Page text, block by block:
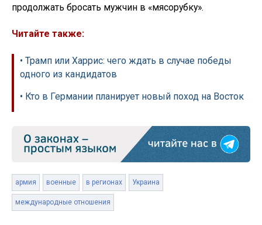
продолжать бросать мужчин в «мясорубку».
Читайте также:
• Трамп или Харрис: чего ждать в случае победы
одного из кандидатов
• Кто в Германии планирует новый поход на Восток
армия военные в регионах Украина
международные отношения